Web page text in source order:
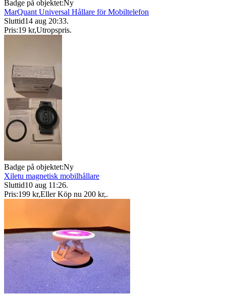
Badge på objektet:Ny
MarQuant Universal Hållare för Mobiltelefon
Sluttid14 aug 20:33.
Pris:19 kr,Utropspris.
Badge på objektet:Ny
Xiletu magnetisk mobilhållare
Sluttid10 aug 11:26.
Pris:199 kr,Eller Köp nu 200 kr,.